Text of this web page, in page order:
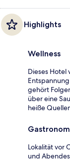
Highlights
Wellness
Dieses
gehört
über eine
heiße
Lokalität vor
und